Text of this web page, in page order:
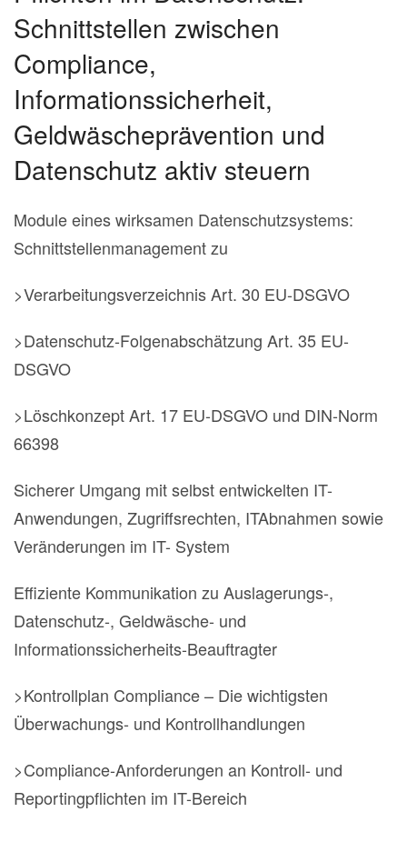
Schnittstellen zwischen
Compliance,
Informationssicherheit,
Geldwäscheprävention und
Datenschutz aktiv steuern
Module eines wirksamen Datenschutzsystems:
Schnittstellenmanagement zu
>Verarbeitungsverzeichnis Art. 30 EU-DSGVO
>Datenschutz-Folgenabschätzung Art. 35 EU-
DSGVO
>Löschkonzept Art. 17 EU-DSGVO und DIN-Norm
66398
Sicherer Umgang mit selbst entwickelten IT-
Anwendungen, Zugriffsrechten, ITAbnahmen sowie
Veränderungen im IT- System
Effiziente Kommunikation zu Auslagerungs-,
Datenschutz-, Geldwäsche- und
Informationssicherheits-Beauftragter
>Kontrollplan Compliance – Die wichtigsten
Überwachungs- und Kontrollhandlungen
>Compliance-Anforderungen an Kontroll- und
Reportingpflichten im IT-Bereich